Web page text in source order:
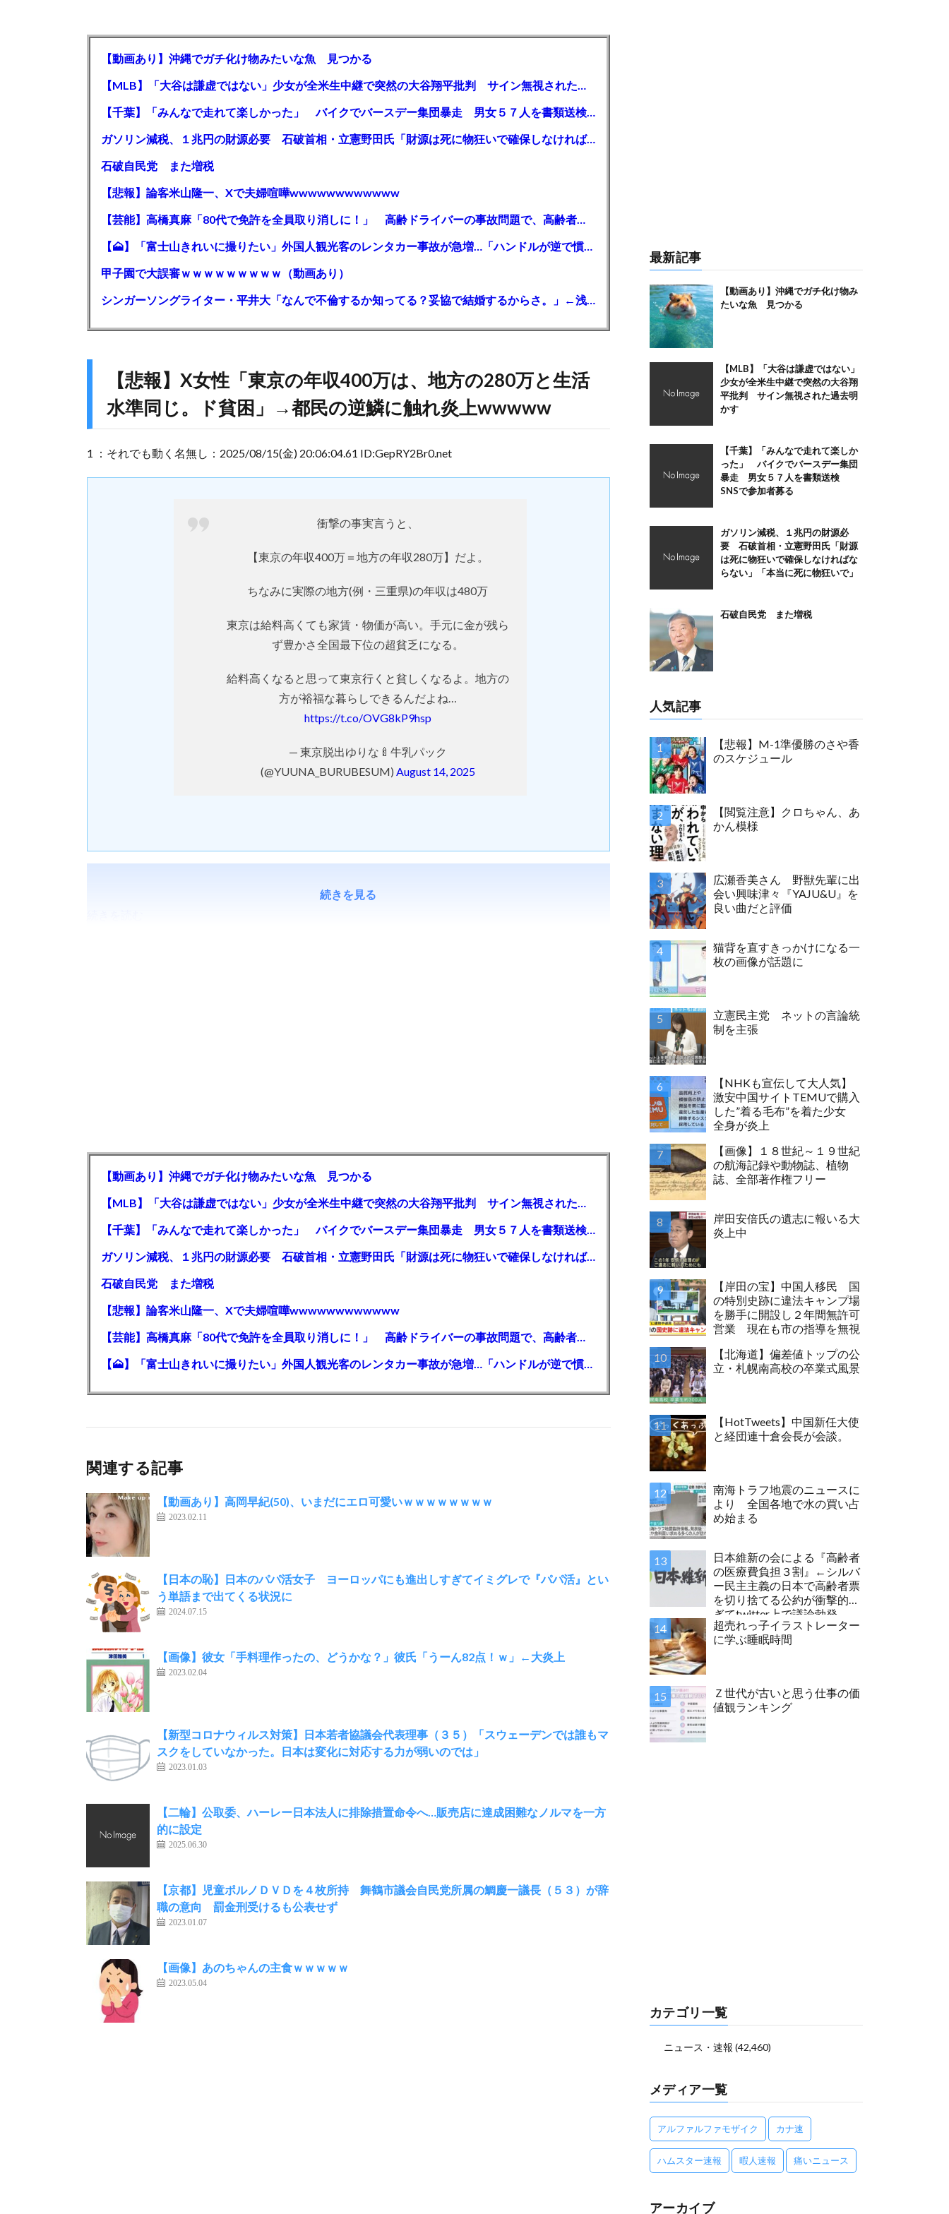
【動画あり】沖縄でガチ化け物みたいな魚 見つかる
【MLB】「大谷は謙虚ではない」少女が全米生中継で突然の大谷翔平批判 サイン無視された過去明かす
【千葉】「みんなで走れて楽しかった」 バイクでバースデー集団暴走 男女５７人を書類送検 SNSで参加者募る
ガソリン減税、１兆円の財源必要 石破首相・立憲野田氏「財源は死に物狂いで確保しなければならない」「本当に死に物狂いで」
石破自民党 また増税
【悲報】論客米山隆一、Xで夫婦喧嘩wwwwwwwwwwww
【芸能】高橋真麻「80代で免許を全員取り消しに！」 高齢ドライバーの事故問題で、高齢者の運転免許取り消し法を提案
【🗻】「富士山きれいに撮りたい」外国人観光客のレンタカー事故が急増…「ハンドルが逆で慣れず」、道の狭さも
甲子園で大誤審ｗｗｗｗｗｗｗｗｗ（動画あり）
シンガーソングライター・平井大「なんで不倫するか知ってる？妥協で結婚するからさ。」←浅すぎると大炎上
【悲報】X女性「東京の年収400万は、地方の280万と生活
水準同じ。ド貧困」→都民の逆鱗に触れ炎上wwwww
1 ：それでも動く名無し：2025/08/15(金) 20:06:04.61 ID:GepRY2Br0.net
衝撃の事実言うと、
【東京の年収400万＝地方の年収280万】だよ。
ちなみに実際の地方(例・三重県)の年収は480万
東京は給料高くても家賃・物価が高い。手元に金が残ら
ず豊かさ全国最下位の超貧乏になる。
給料高くなると思って東京行くと貧しくなるよ。地方の
方が裕福な暮らしできるんだよね…
https://t.co/OVG8kP9hsp
— 東京脱出ゆりな🍼牛乳パック
(@YUUNA_BURUBESUM) August 14, 2025
続きを見る
【動画あり】沖縄でガチ化け物みたいな魚 見つかる
【MLB】「大谷は謙虚ではない」少女が全米生中継で突然の大谷翔平批判 サイン無視された過去明かす
【千葉】「みんなで走れて楽しかった」 バイクでバースデー集団暴走 男女５７人を書類送検 SNSで参加者募る
ガソリン減税、１兆円の財源必要 石破首相・立憲野田氏「財源は死に物狂いで確保しなければならない」「本当に死に物狂いで」
石破自民党 また増税
【悲報】論客米山隆一、Xで夫婦喧嘩wwwwwwwwwwww
【芸能】高橋真麻「80代で免許を全員取り消しに！」 高齢ドライバーの事故問題で、高齢者の運転免許取り消し法を提案
【🗻】「富士山きれいに撮りたい」外国人観光客のレンタカー事故が急増…「ハンドルが逆で慣れず」、道の狭さも
関連する記事
【動画あり】高岡早紀(50)、いまだにエロ可愛いｗｗｗｗｗｗｗｗ
2023.02.11
【日本の恥】日本のパパ活女子 ヨーロッパにも進出しすぎてイミグレで『パパ活』とい
う単語まで出てくる状況に
2024.07.15
【画像】彼女「手料理作ったの、どうかな？」彼氏「うーん82点！ｗ」←大炎上
2023.02.04
【新型コロナウィルス対策】日本若者協議会代表理事（３５）「スウェーデンでは誰もマ
スクをしていなかった。日本は変化に対応する力が弱いのでは」
2023.01.03
【二輪】公取委、ハーレー日本法人に排除措置命令へ…販売店に達成困難なノルマを一方
的に設定
2025.06.30
【京都】児童ポルノＤＶＤを４枚所持 舞鶴市議会自民党所属の鯛慶一議長（５３）が辞
職の意向 罰金刑受けるも公表せず
2023.01.07
【画像】あのちゃんの主食ｗｗｗｗｗ
2023.05.04
最新記事
【動画あり】沖縄でガチ化け物み
たいな魚 見つかる
【MLB】「大谷は謙虚ではない」
少女が全米生中継で突然の大谷翔
平批判 サイン無視された過去明
かす
【千葉】「みんなで走れて楽しか
った」 バイクでバースデー集団
暴走 男女５７人を書類送検
SNSで参加者募る
ガソリン減税、１兆円の財源必
要 石破首相・立憲野田氏「財源
は死に物狂いで確保しなければな
らない」「本当に死に物狂いで」
石破自民党 また増税
人気記事
【悲報】M-1準優勝のさや香
のスケジュール
【閲覧注意】クロちゃん、あ
かん模様
広瀬香美さん 野獣先輩に出
会い興味津々『YAJU&U』を
良い曲だと評価
猫背を直すきっかけになる一
枚の画像が話題に
立憲民主党 ネットの言論統
制を主張
【NHKも宣伝して大人気】
激安中国サイトTEMUで購入
した”着る毛布”を着た少女
全身が炎上
【画像】１８世紀～１９世紀
の航海記録や動物誌、植物
誌、全部著作権フリー
岸田安倍氏の遺志に報いる大
炎上中
【岸田の宝】中国人移民 国
の特別史跡に違法キャンプ場
を勝手に開設し２年間無許可
営業 現在も市の指導を無視
【北海道】偏差値トップの公
立・札幌南高校の卒業式風景
【HotTweets】中国新任大使
と経団連十倉会長が会談。
南海トラフ地震のニュースに
より 全国各地で水の買い占
め始まる
日本維新の会による『高齢者
の医療費負担３割』←シルバ
ー民主主義の日本で高齢者票
を切り捨てる公約が衝撃的す
ぎてtwitter上で議論勃発
超売れっ子イラストレーター
に学ぶ睡眠時間
Ｚ世代が古いと思う仕事の価
値観ランキング
カテゴリ一覧
ニュース・速報 (42,460)
メディア一覧
アルファルファモザイク カナ速
ハムスター速報 暇人速報 痛いニュース
アーカイブ